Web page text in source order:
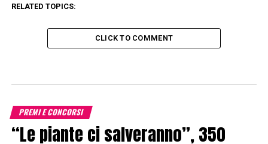
RELATED TOPICS:
CLICK TO COMMENT
PREMI E CONCORSI
“Le piante ci salveranno”, 350